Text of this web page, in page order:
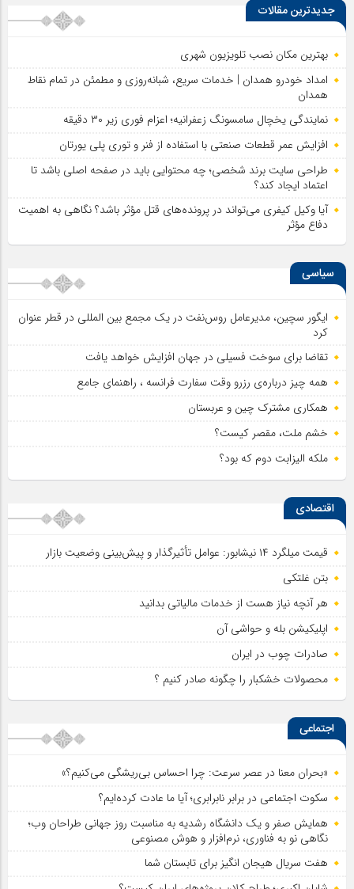
جدیدترین مقالات
بهترین مکان نصب تلویزیون شهری
امداد خودرو همدان | خدمات سریع، شبانه‌روزی و مطمئن در تمام نقاط
همدان
نمایندگی یخچال سامسونگ زعفرانیه؛ اعزام فوری زیر ۳۰ دقیقه
افزایش عمر قطعات صنعتی با استفاده از فنر و توری پلی یورتان
طراحی سایت برند شخصی؛ چه محتوایی باید در صفحه اصلی باشد تا
اعتماد ایجاد کند؟
آیا وکیل کیفری می‌تواند در پرونده‌های قتل مؤثر باشد؟ نگاهی به اهمیت
دفاع مؤثر
سیاسی
ایگور سچین، مدیرعامل روس‌نفت در یک مجمع بین المللی در قطر عنوان
کرد
تقاضا برای سوخت فسیلی در جهان افزایش خواهد یافت
همه چیز درباره‌ی رزرو وقت سفارت فرانسه ، راهنمای جامع
همکاری مشترک چین و عربستان
خشم ملت، مقصر کیست؟
ملکه الیزابت دوم که بود؟
اقتصادی
قیمت میلگرد ۱۴ نیشابور: عوامل تأثیرگذار و پیش‌بینی وضعیت بازار
بتن غلتکی
هر آنچه نیاز هست از خدمات مالیاتی بدانید
اپلیکیشن بله و حواشی آن
صادرات چوب در ایران
محصولات خشکبار را چگونه صادر کنیم ؟
اجتماعی
«بحران معنا در عصر سرعت: چرا احساس بی‌ریشگی می‌کنیم؟»
سکوت اجتماعی در برابر نابرابری؛ آیا ما عادت کرده‌ایم؟
همایش صفر و یک دانشگاه رشدیه به مناسبت روز جهانی طراحان وب؛
نگاهی نو به فناوری، نرم‌افزار و هوش مصنوعی
هفت سریال هیجان انگیز برای تابستان شما